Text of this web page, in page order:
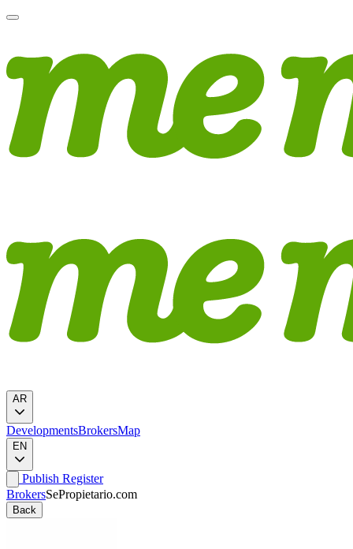
AR
DevelopmentsBrokersMap
EN
Publish Register
BrokersSePropietario.com
Back